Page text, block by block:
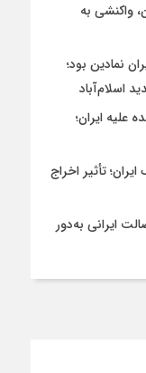
واکنشی به
نمادین بود؛
اسلام‌آباد
علیه ایران؛
تأثیر اخراج
ایرانی به‌دور